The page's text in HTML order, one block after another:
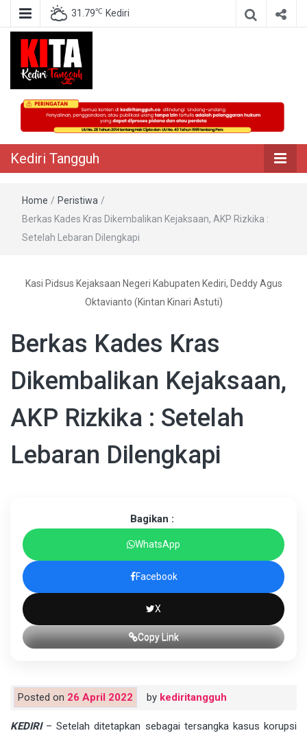
31.79℃ Kediri
Kediri Tangguh
Berita Akurat Terpercaya
Kediri Tangguh
Home / Peristiwa /
Berkas Kades Kras Dikembalikan Kejaksaan, AKP Rizkika :
Setelah Lebaran Dilengkapi
Kasi Pidsus Kejaksaan Negeri Kabupaten Kediri, Deddy Agus
Oktavianto (Kintan Kinari Astuti)
Berkas Kades Kras
Dikembalikan Kejaksaan,
AKP Rizkika : Setelah
Lebaran Dilengkapi
Bagikan :
WhatsApp
Facebook
X
Copy Link
Posted on 26 April 2022 by kediritangguh
KEDIRI– Setelah ditetapkan sebagai tersangka kasus korupsi